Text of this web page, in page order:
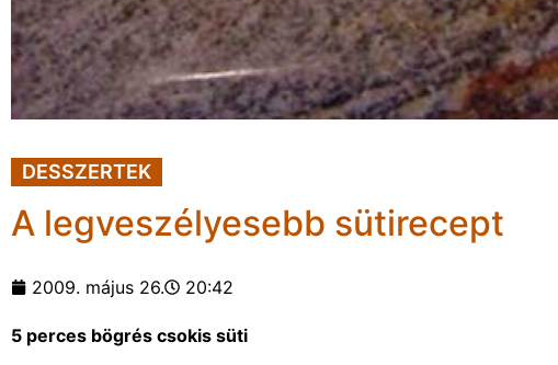
DESSZERTEK
A legveszélyesebb sütirecept
2009. május 26. 20:42
5 perces bögrés csokis süti